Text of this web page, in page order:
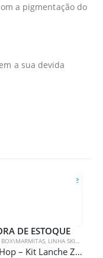
a pigmentação do
a sua devida
DE ESTOQUE
, LINHA SKIP HOP
Skip Hop – Kit Lanche Zoo Coala Com Gravação A Laser